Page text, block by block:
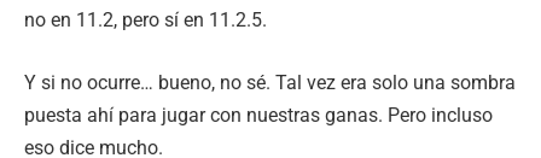
no en 11.2, pero sí en 11.2.5.
Y si no ocurre… bueno, no sé. Tal vez era solo una sombra
puesta ahí para jugar con nuestras ganas. Pero incluso
eso dice mucho.